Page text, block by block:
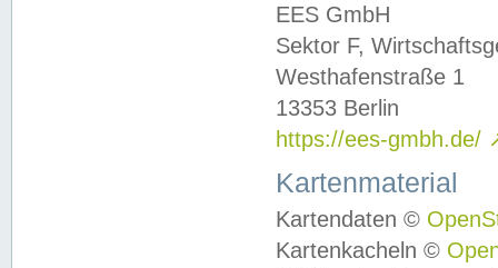
EES GmbH
Sektor F,
Westhafenstraße 1
13353 Berlin
https://ees-gmbh.de/
Kartenmaterial
Kartendaten ©
Kartenkacheln ©